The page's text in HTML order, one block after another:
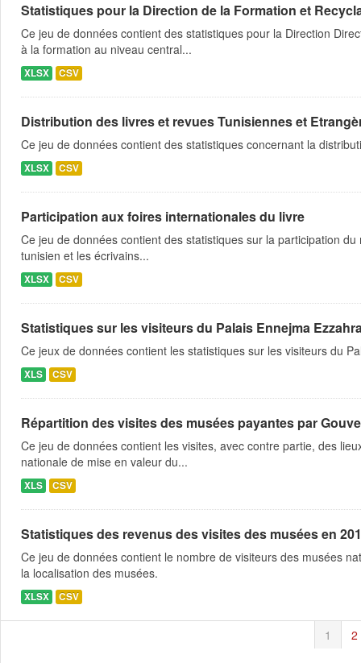
Statistiques pour la Direction de la Formation et
Ce jeu de données contient des statistiques pour la Direction
à la formation au niveau central...
XLSX CSV
Distribution des livres et revues Tunisiennes et
Ce jeu de données contient des statistiques concernant la
XLSX CSV
Participation aux foires internationales du livre
Ce jeu de données contient des statistiques sur la participation
tunisien et les écrivains...
XLSX CSV
Statistiques sur les visiteurs du Palais Ennejma
Ce jeux de données contient les statistiques sur les visiteurs du
XLS CSV
Répartition des visites des musées payantes par
Ce jeu de données contient les visites, avec contre partie, des
nationale de mise en valeur du...
XLS CSV
Statistiques des revenus des visites des musées en
Ce jeu de données contient le nombre de visiteurs des musées
la localisation des musées.
XLSX CSV
1 2